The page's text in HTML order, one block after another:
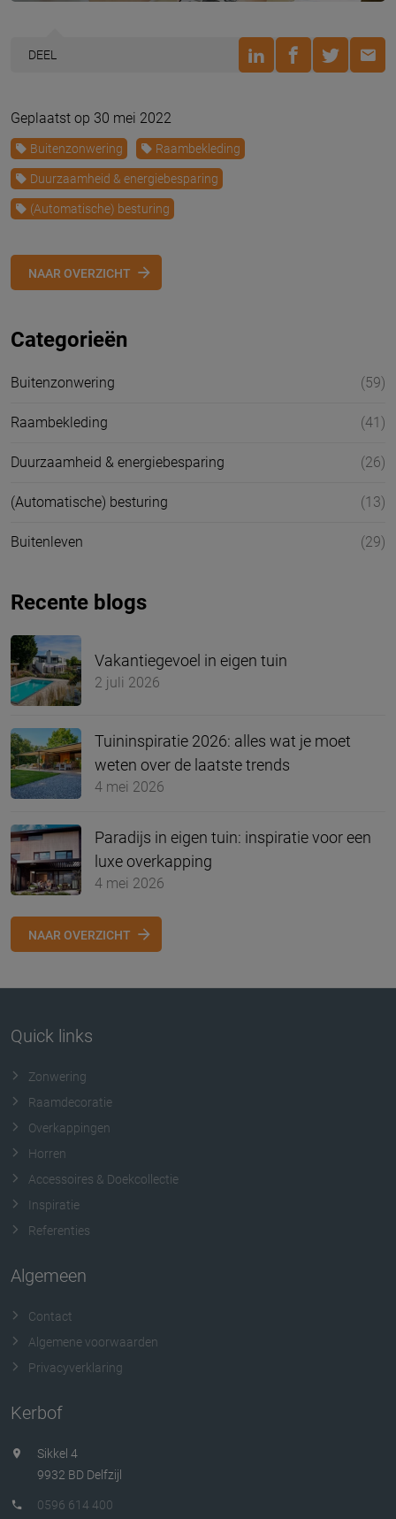
DEEL
Geplaatst op 30 mei 2022
Buitenzonwering Raambekleding
Duurzaamheid & energiebesparing
(Automatische) besturing
NAAR OVERZICHT
Categorieën
Buitenzonwering (59)
Raambekleding (41)
Duurzaamheid & energiebesparing (26)
(Automatische) besturing (13)
Buitenleven (29)
Recente blogs
Vakantiegevoel in eigen tuin
2 juli 2026
Tuininspiratie 2026: alles wat je moet
weten over de laatste trends
4 mei 2026
Paradijs in eigen tuin: inspiratie voor een
luxe overkapping
4 mei 2026
NAAR OVERZICHT
Quick links
Zonwering
Raamdecoratie
Overkappingen
Horren
Accessoires & Doekcollectie
Inspiratie
Referenties
Algemeen
Contact
Algemene voorwaarden
Privacyverklaring
Kerbof
Sikkel 4
9932 BD Delfzijl
0596 614 400